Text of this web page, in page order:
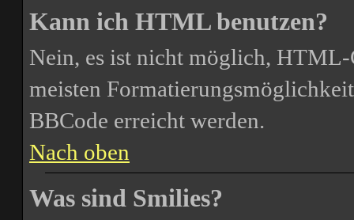
Kann ich HTML benutzen?
Nein, es ist nicht möglich,
meisten
BBCode erreicht werden.
Nach oben
Was sind Smilies?